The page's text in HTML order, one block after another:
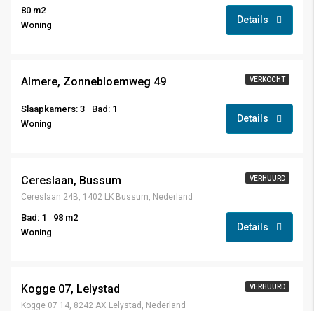
80 m2
Woning
Details
VERKOCHT
Almere, Zonnebloemweg 49
Slaapkamers: 3
Bad: 1
Woning
Details
VERHUURD
Cereslaan, Bussum
Cereslaan 24B, 1402 LK Bussum, Nederland
Bad: 1
98 m2
Woning
Details
VERHUURD
Kogge 07, Lelystad
Kogge 07 14, 8242 AX Lelystad, Nederland